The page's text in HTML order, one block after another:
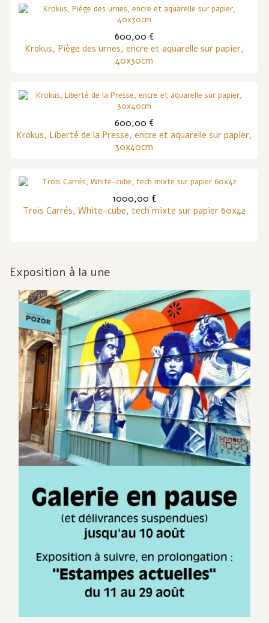
600,00 €
Krokus, Piège des urnes, encre et aquarelle sur papier,
40x30cm
600,00 €
Krokus, Liberté de la Presse, encre et aquarelle sur papier,
30x40cm
1000,00 €
Trois Carrés, White-cube, tech mixte sur papier 60x42
Exposition à la une